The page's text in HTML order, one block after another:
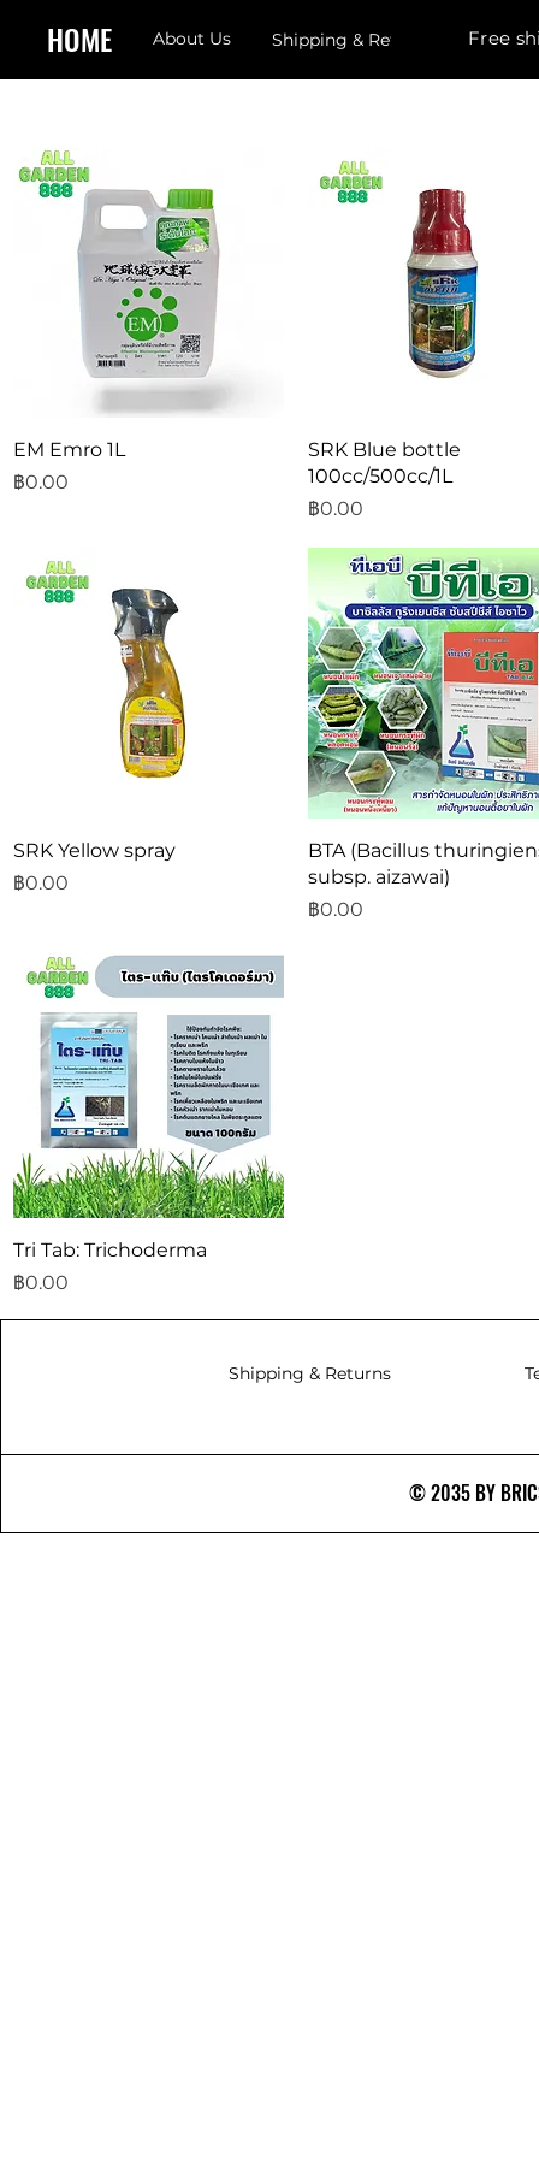
HOME About Us Shipping & Returns Free
ดูข้อมูลด่วน
EM Emro 1L
ราคา
฿0.00
ดูข้อมูลด่วน
SRK Blue bottle
100cc/500cc/1L
ราคา
฿0.00
ดูข้อมูลด่วน
SRK Yellow spray
ราคา
฿0.00
ดูข้อมูลด่วน
BTA (Bacillus
subsp. aizawai)
ราคา
฿0.00
ดูข้อมูลด่วน
Tri Tab: Trichoderma
ราคา
฿0.00
Shipping & Returns
© 2035 BY